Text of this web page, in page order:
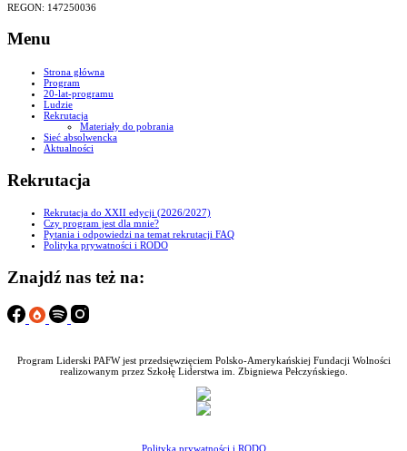
REGON: 147250036
Menu
Strona główna
Program
20-lat-programu
Ludzie
Rekrutacja
Materiały do pobrania
Sieć absolwencka
Aktualności
Rekrutacja
Rekrutacja do XXII edycji (2026/2027)
Czy program jest dla mnie?
Pytania i odpowiedzi na temat rekrutacji FAQ
Polityka prywatności i RODO
Znajdź nas też na:
Program Liderski PAFW jest przedsięwzięciem Polsko-Amerykańskiej Fundacji Wolności
realizowanym przez Szkołę Liderstwa im. Zbigniewa Pełczyńskiego.
Polityka prywatności i RODO